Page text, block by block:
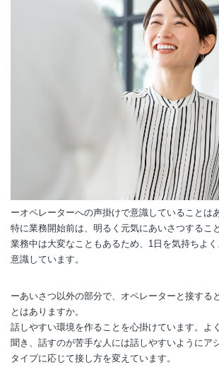
ーオペレーターへの声掛けで意識していることは
特に業務開始前は、明るく元気にあいさつするこ
業務中は大変なこともあるため、1日を気持ちよ
意識しています。
ーあいさつ以外の部分で、オペレーターと接する
とはありますか。
話しやすい環境を作ることを心掛けています。よ
聞き、話すのが苦手な人には話しやすいようにア
タイプに応じて接し方を変えています。